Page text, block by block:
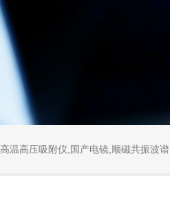
高温高压吸附仪,国产电镜,顺磁共振波